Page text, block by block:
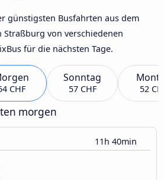
günstigsten Busfahrten aus dem
Straßburg von verschiedenen
für die nächsten Tage.
CHF
Sonntag
57 CHF 52
morgen
11h 40min